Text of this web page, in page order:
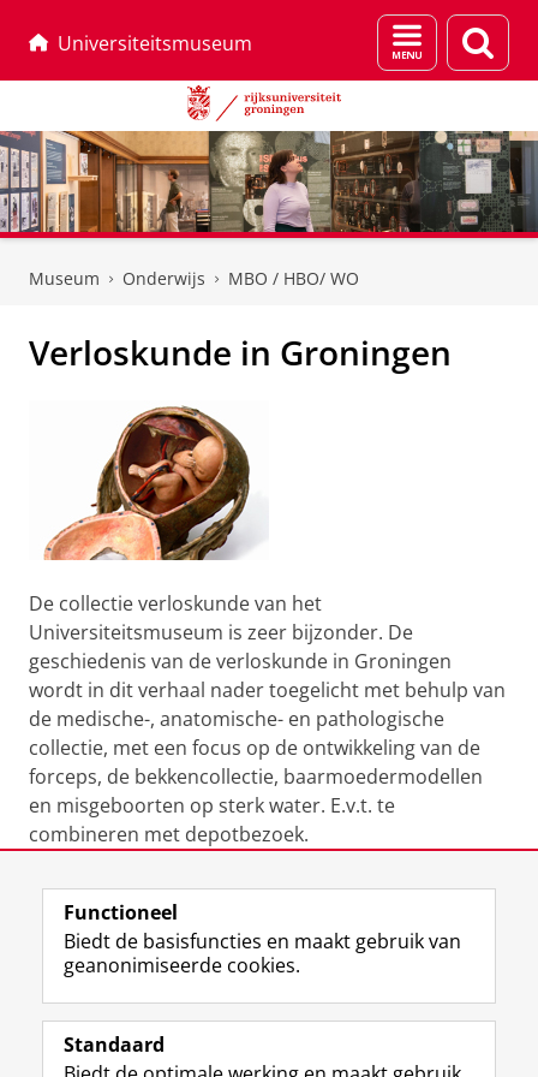
Universiteitsmuseum
Menu
en
Museum Onderwijs MBO / HBO/ WO
Verloskunde in Groningen
De collectie verloskunde van het
Universiteitsmuseum is zeer bijzonder. De
geschiedenis van de verloskunde in Groningen
wordt in dit verhaal nader toegelicht met behulp van
de medische-, anatomische- en pathologische
collectie, met een focus op de ontwikkeling van de
forceps, de bekkencollectie, baarmoedermodellen
en misgeboorten op sterk water. E.v.t. te
combineren met depotbezoek.
Laatst gewijzigd: 13 augustus 2021 15:07
Volg ons op
F
a
T
w
I
n
Functioneel
Biedt de basisfuncties en maakt gebruik van
geanonimiseerde cookies.
Standaard